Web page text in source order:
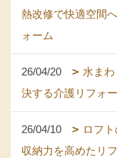
熱改修で快適空間
ォーム
26/04/20
水ま
決する介護リフォ
26/04/10
ロフ
収納力を高めたリ